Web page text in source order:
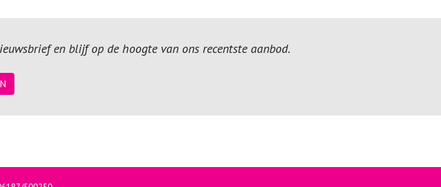
en blijf op de hoogte van ons recentste aanbod.